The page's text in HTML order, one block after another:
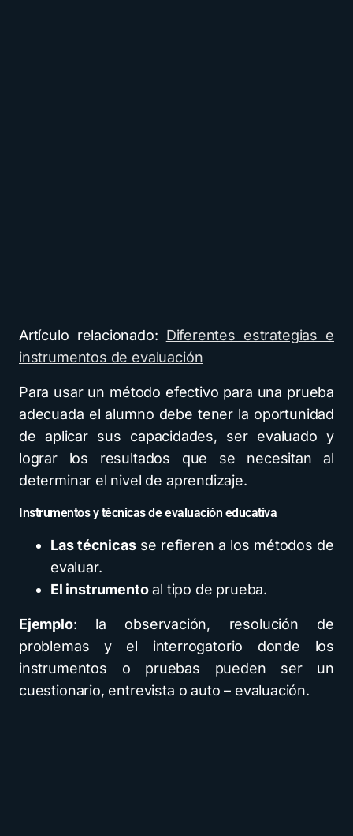
Artículo relacionado: Diferentes estrategias e
instrumentos de evaluación
Para usar un método efectivo para una prueba
adecuada el alumno debe tener la oportunidad
de aplicar sus capacidades, ser evaluado y
lograr los resultados que se necesitan al
determinar el nivel de aprendizaje.
Instrumentos y técnicas de evaluación educativa
Las técnicasse refieren a los métodos de
evaluar.
El instrumentoal tipo de prueba.
Ejemplo: la observación, resolución de
problemas y el interrogatorio donde los
instrumentos o pruebas pueden ser un
cuestionario, entrevista o auto – evaluación.